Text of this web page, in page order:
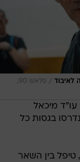
לאיבוד /
פלאש 90,
עו"ד מיכאל
בגסות כל
טיפל בין השאר